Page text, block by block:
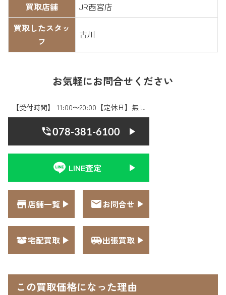
買取店舗
JR西宮店
買取したスタッ
フ
古川
お気軽にお問合せください
【受付時間】 11:00〜20:00【定休日】無し
078-381-6100
LINE査定
店舗一覧 お問合せ
宅配買取 出張買取
この買取価格になった理由